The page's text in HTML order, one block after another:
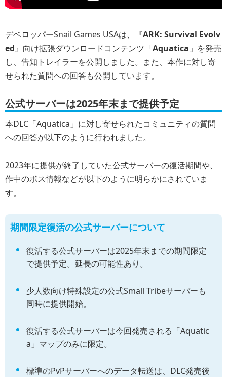
デベロッパーSnail Games USAは、『ARK: Survival Evolv
ed』向け拡張ダウンロードコンテンツ「Aquatica 」を発売
し、告知トレイラーを公開しました。また、本作に対し寄
せられた質問への回答も公開しています。
公式サーバーは2025年末まで提供予定
本DLC「Aquatica」に対し寄せられたコミュニティの質問
への回答が以下のように行われました。
2023年に提供が終了していた公式サーバーの復活期間や、
作中のボス情報などが以下のように明らかにされていま
す。
期間限定復活の公式サーバーについて
復活する公式サーバーは2025年末までの期間限定
で提供予定。延長の可能性あり。
少人数向け特殊設定の公式Small Tribeサーバーも
同時に提供開始。
復活する公式サーバーは今回発売される「Aquatic
a」マップのみに限定。
標準のPvPサーバーへのデータ転送は、DLC発売後